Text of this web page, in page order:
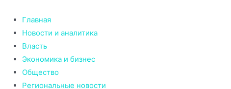
содержимому
Главная
Новости и аналитика
Власть
Экономика и бизнес
Общество
Региональные новости